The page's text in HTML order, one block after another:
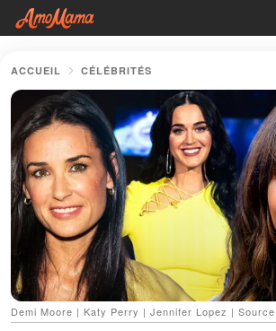
ACCUEIL CÉLÉBRITÉS
Demi Moore | Katy Perry | Jennifer Lopez |